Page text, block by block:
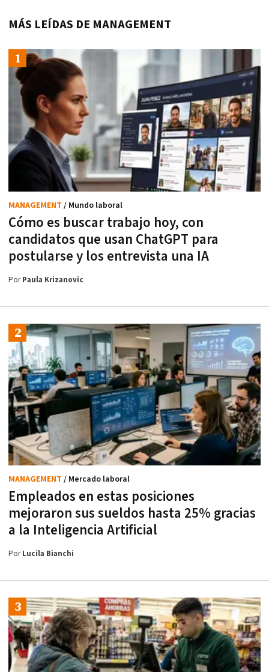
MÁS LEÍDAS DE MANAGEMENT
Cómo es buscar trabajo hoy, con
candidatos que usan ChatGPT para
postularse y los entrevista una IA
MANAGEMENT / Mundo laboral
PorPaula Krizanovic
Empleados en estas posiciones
mejoraron sus sueldos hasta 25% gracias
a la Inteligencia Artificial
MANAGEMENT / Mercado laboral
PorLucila Bianchi